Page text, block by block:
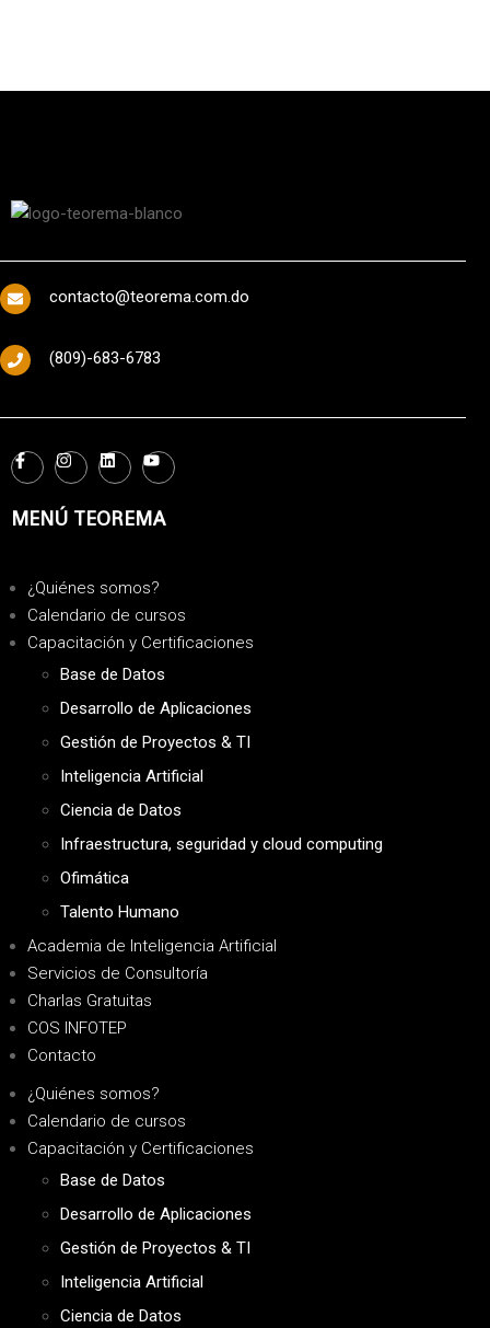
contacto@teorema.com.do
(809)-683-6783
MENÚ TEOREMA
¿Quiénes somos?
Calendario de cursos
Capacitación y Certificaciones
Base de Datos
Desarrollo de Aplicaciones
Gestión de Proyectos & TI
Inteligencia Artificial
Ciencia de Datos
Infraestructura, seguridad y cloud computing
Ofimática
Talento Humano
Academia de Inteligencia Artificial
Servicios de Consultoría
Charlas Gratuitas
COS INFOTEP
Contacto
¿Quiénes somos?
Calendario de cursos
Capacitación y Certificaciones
Base de Datos
Desarrollo de Aplicaciones
Gestión de Proyectos & TI
Inteligencia Artificial
Ciencia de Datos